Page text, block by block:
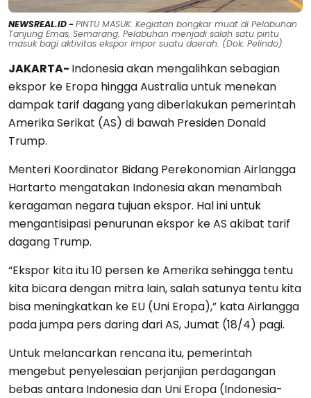
NEWSREAL.ID -PINTU MASUK: Kegiatan bongkar muat di Pelabuhan
Tanjung Emas, Semarang. Pelabuhan menjadi salah satu pintu
masuk bagi aktivitas ekspor impor suatu daerah. (Dok: Pelindo)
JAKARTA- Indonesia akan mengalihkan sebagian
ekspor ke Eropa hingga Australia untuk menekan
dampak tarif dagang yang diberlakukan pemerintah
Amerika Serikat (AS) di bawah Presiden Donald
Trump.
Menteri Koordinator Bidang Perekonomian Airlangga
Hartarto mengatakan Indonesia akan menambah
keragaman negara tujuan ekspor. Hal ini untuk
mengantisipasi penurunan ekspor ke AS akibat tarif
dagang Trump.
“Ekspor kita itu 10 persen ke Amerika sehingga tentu
kita bicara dengan mitra lain, salah satunya tentu kita
bisa meningkatkan ke EU (Uni Eropa),” kata Airlangga
pada jumpa pers daring dari AS, Jumat (18/4) pagi.
Untuk melancarkan rencana itu, pemerintah
mengebut penyelesaian perjanjian perdagangan
bebas antara Indonesia dan Uni Eropa (Indonesia-